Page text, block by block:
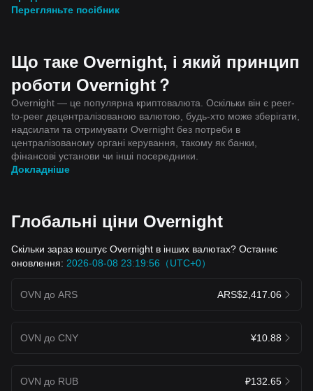
Перегляньте посібник
Що таке Overnight, і який принцип
роботи Overnight？
Overnight — це популярна криптовалюта. Оскільки він є peer-
to-peer децентралізованою валютою, будь-хто може зберігати,
надсилати та отримувати Overnight без потреби в
централізованому органі керування, такому як банки,
фінансові установи чи інші посередники.
Докладніше
Глобальні ціни Overnight
Скільки зараз коштує Overnight в інших валютах? Останнє
оновлення: 2026-08-08 23:19:56（UTC+0）
OVN до ARS ARS$2,417.06
OVN до CNY ¥10.88
OVN до RUB ₽132.65